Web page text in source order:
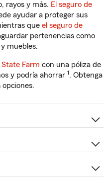
rayos y más. El seguro de
ayudar a proteger sus
que el seguro de
pertenencias como
muebles.
Farm con una póliza de
y podría ahorrar 1. Obtenga